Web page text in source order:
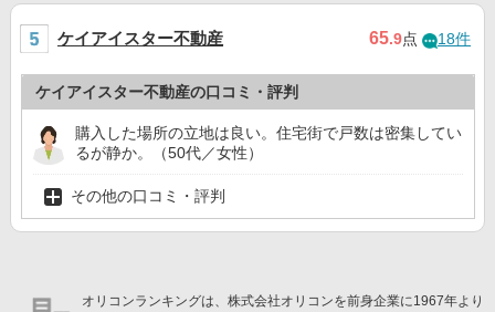
ケイアイスター不動産 65.9点 18件
ケイアイスター不動産の口コミ・評判
購入した場所の立地は良い。住宅街で戸数は密集してい
るが静か。（50代／女性）
その他の口コミ・評判
オリコンランキングは、株式会社オリコンを前身企業に1967年より